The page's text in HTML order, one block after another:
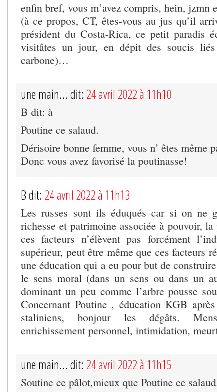
enfin bref, vous m’avez compris, hein, jzmn
(à ce propos, CT, êtes-vous au jus qu’il
président du Costa-Rica, ce petit paradis
visitâtes un jour, en dépit des soucis
carbone)…
une main... dit: 24 avril 2022 à 11h10
B dit: à
Poutine ce salaud.
Dérisoire bonne femme, vous n’ êtes même
Donc vous avez favorisé la poutinasse!
B dit: 24 avril 2022 à 11h13
Les russes sont ils éduqués car si on ne
richesse et patrimoine associée à pouvoir,
ces facteurs n’élèvent pas forcément
supérieur, peut être même que ces facteurs
une éducation qui a eu pour but de
le sens moral (dans un sens ou dans un
dominant un peu comme l’arbre pousse
Concernant Poutine , éducation KGB
staliniens, bonjour les dégâts.
enrichissement personnel, intimidation,
une main... dit: 24 avril 2022 à 11h15
Soutine ce pâlot,mieux que Poutine ce